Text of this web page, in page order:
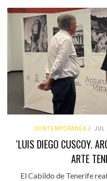
CONTEMPORÁNEA JUL
'LUIS DIEGO CUSCOY.
ARTE
El Cabildo de Tenerife